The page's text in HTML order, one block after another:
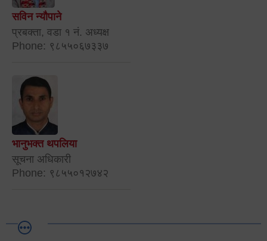
सविन न्यौपाने
प्रबक्ता, वडा १ नं. अध्यक्ष
Phone: ९८५५०६७३३७
भानुभक्त थपलिया
सूचना अधिकारी
Phone: ९८५५०१२७४२